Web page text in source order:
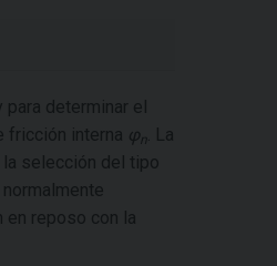
determinar el
fricción interna φn
. La
selección del tipo
en reposo con la